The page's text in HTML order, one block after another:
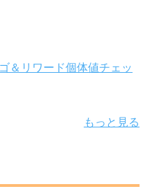
＆リワード個体値チェッ
もっと見る